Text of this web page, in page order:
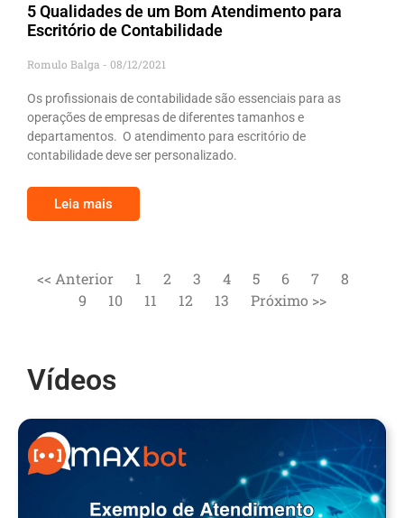
5 Qualidades de um Bom Atendimento para
Escritório de Contabilidade
Romulo Balga 08/12/2021
Os profissionais de contabilidade são essenciais para as
operações de empresas de diferentes tamanhos e
departamentos. O atendimento para escritório de
contabilidade deve ser personalizado.
Leia mais
<< Anterior 1 2 3 4 5 6 7
8
9
10 11 12 13 Próximo >>
Vídeos